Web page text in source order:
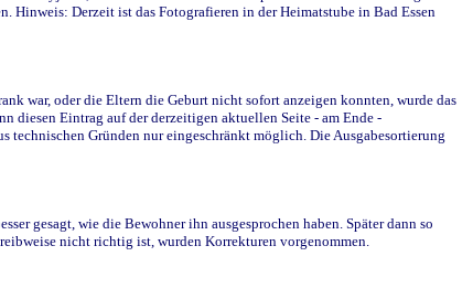
Hinweis: Derzeit ist das Fotografieren in der Heimatstube in Bad Essen
war, oder die Eltern die Geburt nicht sofort anzeigen konnten, wurde das
diesen Eintrag auf der derzeitigen aktuellen Seite - am Ende -
technischen Gründen nur eingeschränkt möglich. Die Ausgabesortierung
gesagt, wie die Bewohner ihn ausgesprochen haben. Später dann so
nicht richtig ist, wurden Korrekturen vorgenommen.